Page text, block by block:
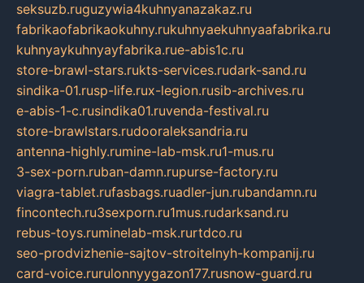
seksuzb.ruguzywia4kuhnyanazakaz.ru
fabrikaofabrikaokuhny.rukuhnyaekuhnyaafabrika.ru
kuhnyaykuhnyayfabrika.rue-abis1c.ru
store-brawl-stars.rukts-services.rudark-sand.ru
sindika-01.rusp-life.rux-legion.rusib-archives.ru
e-abis-1-c.rusindika01.ruvenda-festival.ru
store-brawlstars.rudooraleksandria.ru
antenna-highly.rumine-lab-msk.ru1-mus.ru
3-sex-porn.ruban-damn.rupurse-factory.ru
viagra-tablet.rufasbags.ruadler-jun.rubandamn.ru
fincontech.ru3sexporn.ru1mus.rudarksand.ru
rebus-toys.ruminelab-msk.rurtdco.ru
seo-prodvizhenie-sajtov-stroitelnyh-kompanij.ru
card-voice.rurulonnyygazon177.rusnow-guard.ru